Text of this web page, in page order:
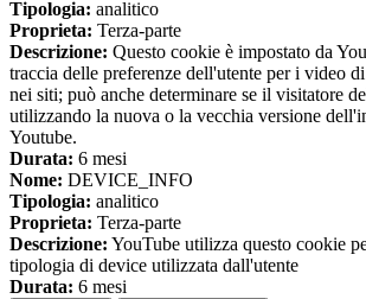
Tipologia: analitico
Proprieta: Terza-parte
Descrizione: Questo cookie è impostato da
traccia delle preferenze dell'utente per i video
nei siti; può anche determinare se il visitatore
utilizzando la nuova o la vecchia versione
Youtube.
Durata: 6 mesi
Nome: DEVICE_INFO
Tipologia: analitico
Proprieta: Terza-parte
Descrizione: YouTube utilizza questo cookie
tipologia di device utilizzata dall'utente
Durata: 6 mesi